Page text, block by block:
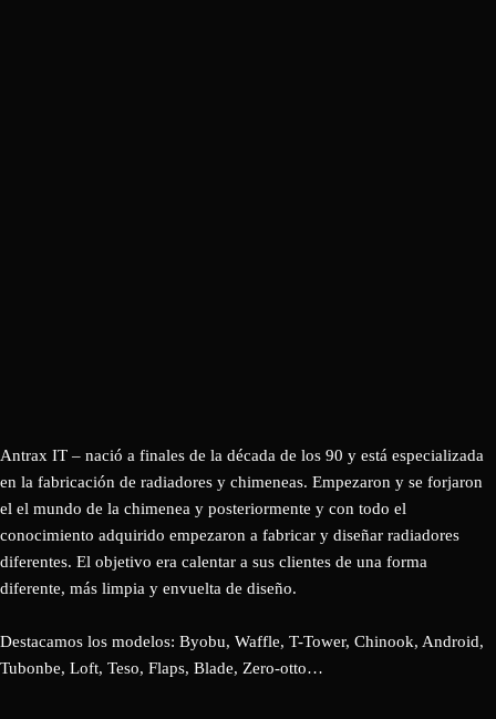
Antrax IT – nació a finales de la década de los 90 y está especializada
en la fabricación de radiadores y chimeneas. Empezaron y se forjaron
el el mundo de la chimenea y posteriormente y con todo el
conocimiento adquirido empezaron a fabricar y diseñar radiadores
diferentes. El objetivo era calentar a sus clientes de una forma
diferente, más limpia y envuelta de diseño.
Destacamos los modelos: Byobu, Waffle, T-Tower, Chinook, Android,
Tubonbe, Loft, Teso, Flaps, Blade, Zero-otto…